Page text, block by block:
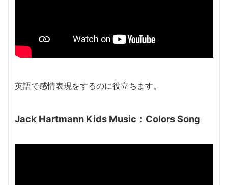
英語で感情表現をするのに役立ちます。
Jack Hartmann Kids Music：Colors Song